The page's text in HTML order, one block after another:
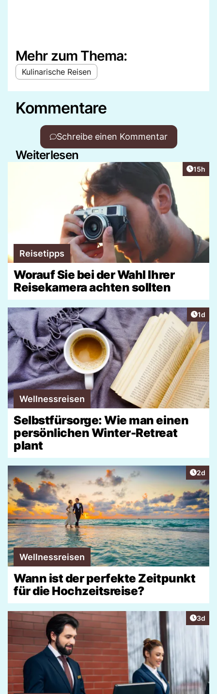
Mehr zum Thema:
Kulinarische Reisen
Kommentare
Schreibe einen Kommentar
Weiterlesen
Artikel
15h
Reisetipps
Worauf Sie bei der Wahl Ihrer
Reisekamera achten sollten
1d
Wellnessreisen
Selbstfürsorge: Wie man einen
persönlichen Winter-Retreat
plant
2d
Wellnessreisen
Wann ist der perfekte Zeitpunkt
für die Hochzeitsreise?
3d